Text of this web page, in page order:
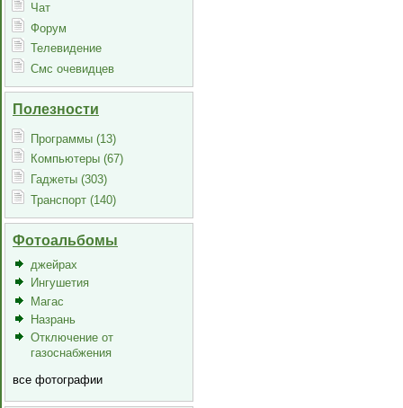
Чат
Форум
Телевидение
Смс очевидцев
Полезности
Программы (13)
Компьютеры (67)
Гаджеты (303)
Транспорт (140)
Фотоальбомы
джейрах
Ингушетия
Магас
Назрань
Отключение от
газоснабжения
все фотографии